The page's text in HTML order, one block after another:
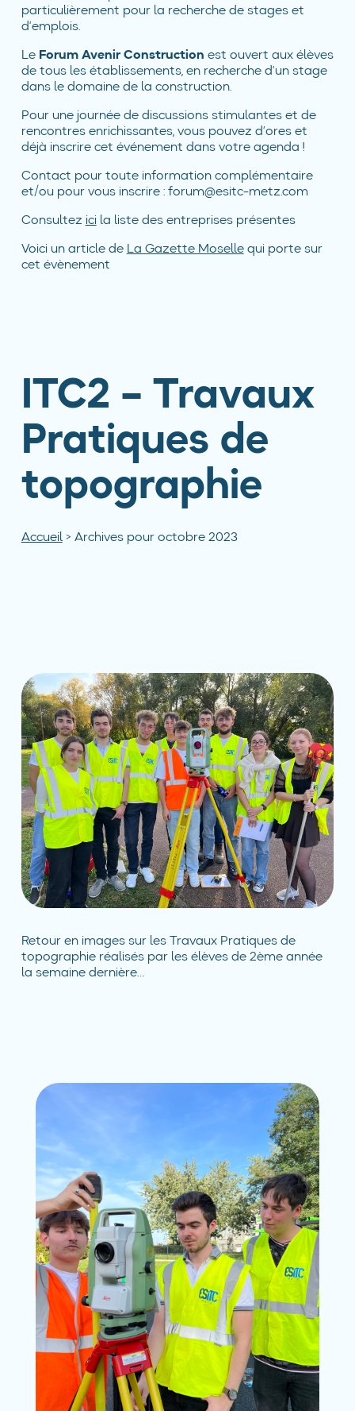
particulièrement pour la recherche de stages et
d’emplois.
Le Forum Avenir Construction est ouvert aux élèves
de tous les établissements, en recherche d’un stage
dans le domaine de la construction.
Pour une journée de discussions stimulantes et de
rencontres enrichissantes, vous pouvez d’ores et
déjà inscrire cet événement dans votre agenda !
Contact pour toute information complémentaire
et/ou pour vous inscrire : forum@esitc-metz.com
Consultez ici la liste des entreprises présentes
Voici un article de La Gazette Mosellequi porte sur
cet évènement
ITC2 – Travaux
Pratiques de
topographie
Accueil> Archives pour octobre 2023
Retour en images sur les Travaux Pratiques de
topographie réalisés par les élèves de 2ème année
la semaine dernière…